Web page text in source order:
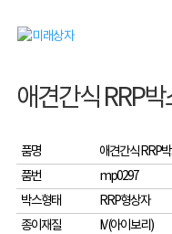
애견간식 RRP박
품명
애견간식 RRP
품번
mp0297
박스형태
RRP형상자
종이재질
IV (아이보리)